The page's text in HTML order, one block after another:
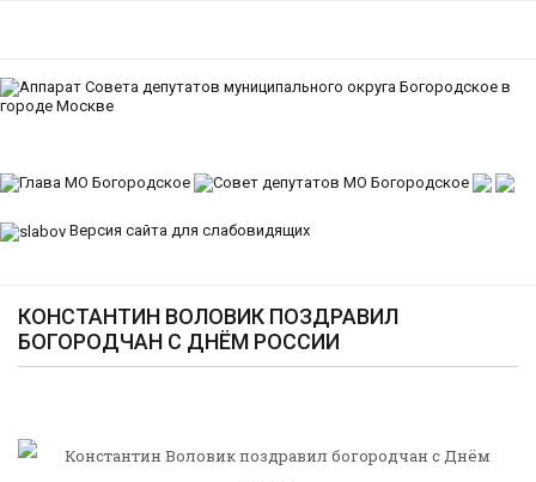
Версия сайта для слабовидящих
КОНСТАНТИН ВОЛОВИК ПОЗДРАВИЛ
БОГОРОДЧАН С ДНЁМ РОССИИ